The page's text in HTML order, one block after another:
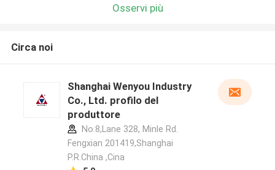
Osservi più
Circa noi
Shanghai Wenyou Industry
Co., Ltd. profilo del
produttore
No.8,Lane 328, Minle Rd.
Fengxian 201419,Shanghai
P.R.China ,Cina